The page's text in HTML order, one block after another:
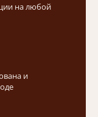
на любой
и